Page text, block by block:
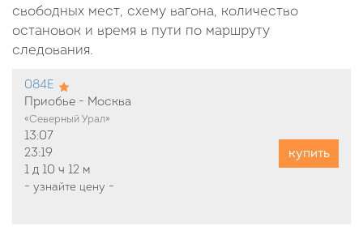
свободных мест, схему вагона, количество
остановок и время в пути по маршруту
следования.
084Е
Приобье - Москва
«Северный Урал»
13:07
23:19
1 д 10 ч 12 м
- узнайте цену -
купить